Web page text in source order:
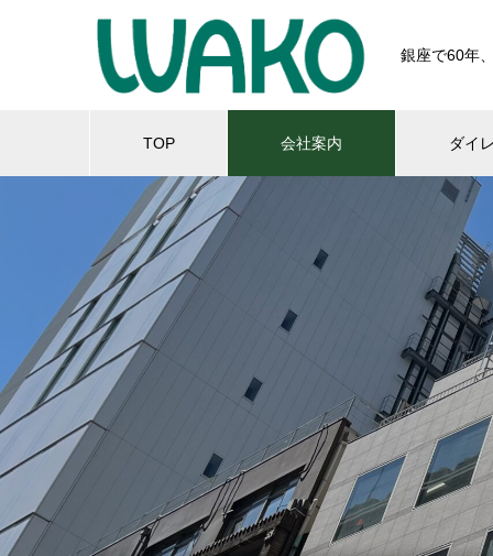
銀座で60年
TOP 会社案内 ダイ